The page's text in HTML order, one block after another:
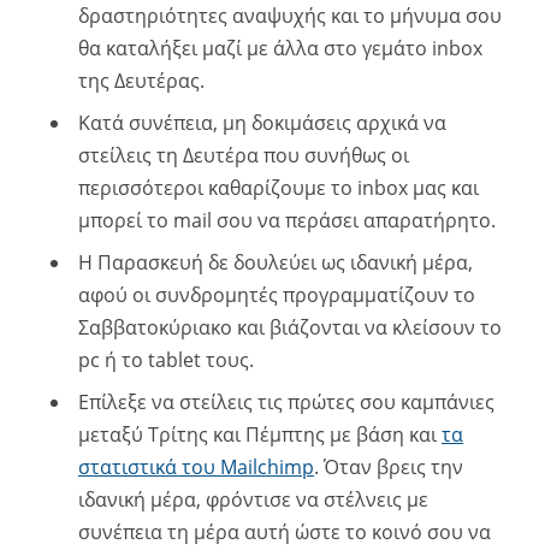
δραστηριότητες αναψυχής και το μήνυμα σου
θα καταλήξει μαζί με άλλα στο γεμάτο inbox
της Δευτέρας.
Κατά συνέπεια, μη δοκιμάσεις αρχικά να
στείλεις τη Δευτέρα που συνήθως οι
περισσότεροι καθαρίζουμε το inbox μας και
μπορεί το mail σου να περάσει απαρατήρητο.
Η Παρασκευή δε δουλεύει ως ιδανική μέρα,
αφού οι συνδρομητές προγραμματίζουν το
Σαββατοκύριακο και βιάζονται να κλείσουν το
pc ή το tablet τους.
Επίλεξε να στείλεις τις πρώτες σου καμπάνιες
μεταξύ Τρίτης και Πέμπτης με βάση καιτα
στατιστικά του Mailchimp. Όταν βρεις την
ιδανική μέρα, φρόντισε να στέλνεις με
συνέπεια τη μέρα αυτή ώστε το κοινό σου να